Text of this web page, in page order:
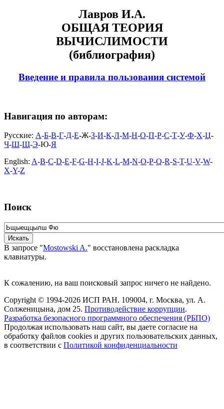
Лавров И.А.
ОБЩАЯ ТЕОРИЯ
ВЫЧИСЛИМОСТИ
(библиография)
Введение и правила пользования системой
Навигация по авторам:
Русские: А-Б-В-Г-Д-Е-Ж-З-И-К-Л-М-Н-О-П-Р-С-Т-У-Ф-Х-Ц-
Ч-Ш-Щ-Э-Ю-Я
English: A-B-C-D-E-F-G-H-I-J-K-L-M-N-O-P-Q-R-S-T-U-V-W-
X-Y-Z
Поиск
В запросе "Mostowski A." восстановлена раскладка
клавиатуры.
К сожалению, на ваш поисковый запрос ничего не найдено.
Copyright © 1994-2026 ИСП РАН. 109004, г. Москва, ул. А.
Солженицына, дом 25. Противодействие коррупции.
Разработка безопасного программного обеспечения (РБПО)
Продолжая использовать наш сайт, вы даете согласие на
обработку файлов cookies и других пользовательских данных,
в соответствии с Политикой конфиденциальности